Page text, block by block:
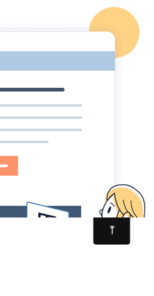
PRÉSENTATION FORUM
follicularis